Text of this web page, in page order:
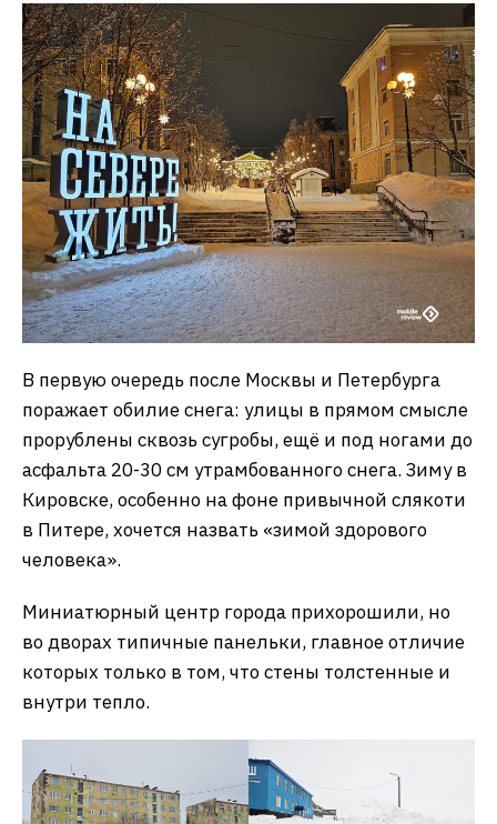
В первую очередь после Москвы и Петербурга
поражает обилие снега: улицы в прямом смысле
прорублены сквозь сугробы, ещё и под ногами до
асфальта 20-30 см утрамбованного снега. Зиму в
Кировске, особенно на фоне привычной слякоти
в Питере, хочется назвать «зимой здорового
человека».
Миниатюрный центр города прихорошили, но
во дворах типичные панельки, главное отличие
которых только в том, что стены толстенные и
внутри тепло.